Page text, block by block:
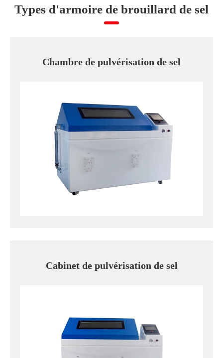
Types d'armoire de brouillard de sel
Chambre de pulvérisation de sel
Cabinet de pulvérisation de sel